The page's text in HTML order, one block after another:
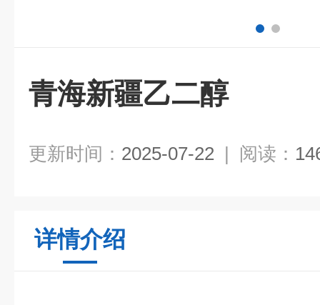
青海新疆乙二醇
更新时间： 2025-07-22 | 阅读：
详情介绍